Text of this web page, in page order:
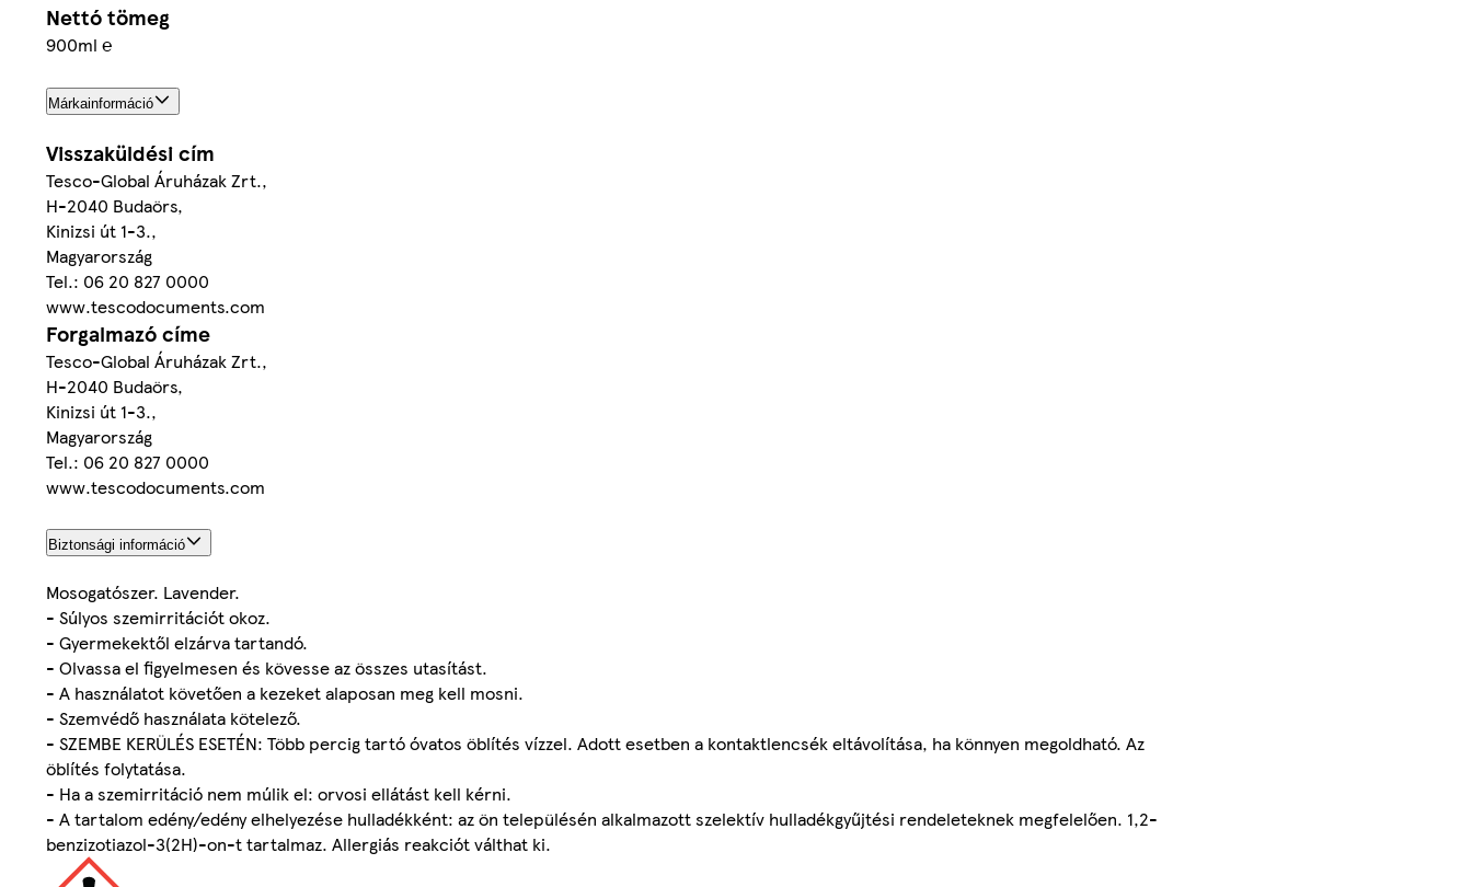
Nettó tömeg
900ml ℮
Márkainformáció
Visszaküldési cím
Tesco-Global Áruházak Zrt.,
H-2040 Budaörs,
Kinizsi út 1-3.,
Magyarország
Tel.: 06 20 827 0000
www.tescodocuments.com
Forgalmazó címe
Tesco-Global Áruházak Zrt.,
H-2040 Budaörs,
Kinizsi út 1-3.,
Magyarország
Tel.: 06 20 827 0000
www.tescodocuments.com
Biztonsági információ
Mosogatószer. Lavender.
- Súlyos szemirritációt okoz.
- Gyermekektől elzárva tartandó.
- Olvassa el figyelmesen és kövesse az összes utasítást.
- A használatot követően a kezeket alaposan meg kell mosni.
- Szemvédő használata kötelező.
- SZEMBE KERÜLÉS ESETÉN: Több percig tartó óvatos öblítés vízzel. Adott esetben a kontaktlencsék eltávolítása, ha könnyen megoldható. Az
öblítés folytatása.
- Ha a szemirritáció nem múlik el: orvosi ellátást kell kérni.
- A tartalom edény/edény elhelyezése hulladékként: az ön településén alkalmazott szelektív hulladékgyűjtési rendeleteknek megfelelően. 1,2-
benzizotiazol-3(2H)-on-t tartalmaz. Allergiás reakciót válthat ki.